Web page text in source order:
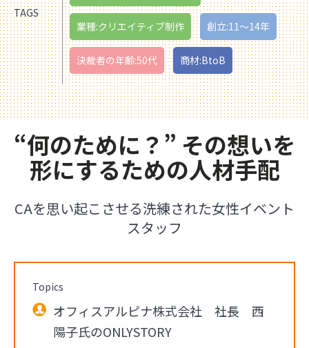
TAGS
業種:クリエイティブ制作 創立:11〜14年
決裁者の年齢:50代 商材:BtoB
“何のために？” その想いを
形にするための人材手配
CAを思い起こさせる洗練された女性イベント
スタッフ
Topics
オフィスアルピナ株式会社 社長 西
陽子氏のONLYSTORY